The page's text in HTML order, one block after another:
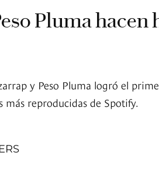
Pluma hacen
y Peso Pluma logró el
más reproducidas de Spotify.